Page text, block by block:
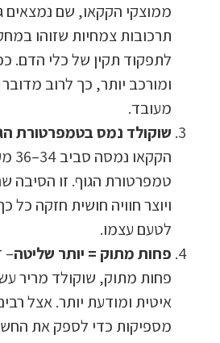
ממוצקי הקקאו, שם נמצאים
תרכובות צמחיות שזוהו
לתפקוד תקין של כלי הדם.
ומורכב יותר, כך לרוב
מעובד.
שוקולד נמס בטמפרטורת
טמפרטורת הגוף. זו הסיבה
ויוצר חוויה חושית חזקה
לטעם עצמו.
פחות מתוק = יותר שליטה–
פחות מתוק, שוקולד מריר
איטית ומודעת יותר. אצל
מספיקות כדי לספק את